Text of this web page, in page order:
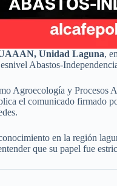
Unidad Laguna,
Abastos-
Agroecología y
el comunicado firmado
en la región
que su papel fue